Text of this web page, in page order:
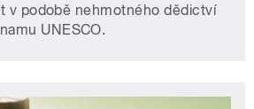
v podobě nehmotného dědictví
UNESCO.